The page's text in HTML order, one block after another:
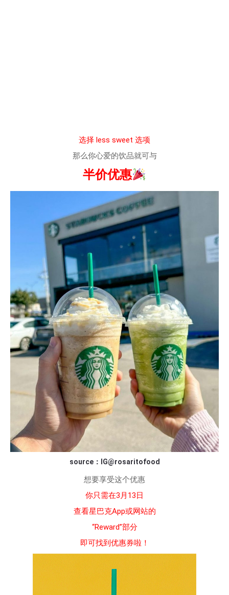
选择 less sweet 选项
那么你心爱的饮品就可与
半价优惠
source：IG@rosaritofood
想要享受这个优惠
你只需在3月13日
查看星巴克App或网站的
“Reward”部分
即可找到优惠券啦！